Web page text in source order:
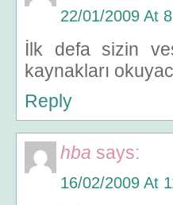
22/01/2009 At
İlk defa sizin
kaynakları
Reply
hba says:
16/02/2009 At